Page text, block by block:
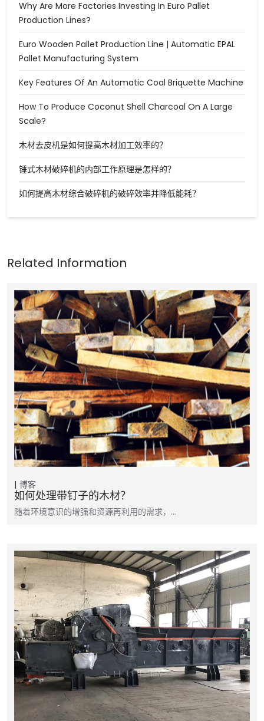
Why Are More Factories Investing In Euro Pallet
Production Lines?
Euro Wooden Pallet Production Line | Automatic EPAL
Pallet Manufacturing System
Key Features Of An Automatic Coal Briquette Machine
How To Produce Coconut Shell Charcoal On A Large
Scale?
木材去皮机是如何提高木材加工效率的？
锤式木材破碎机的内部工作原理是怎样的？
如何提高木材综合破碎机的破碎效率并降低能耗？
博客
如何处理带钉子的木材？
随着环境意识的增强和资源再利用的需求，…